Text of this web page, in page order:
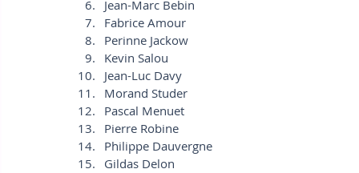
Jean-Marc Bebin
Fabrice Amour
Perinne Jackow
Kevin Salou
Jean-Luc Davy
Morand Studer
Pascal Menuet
Pierre Robine
Philippe Dauvergne
Gildas Delon